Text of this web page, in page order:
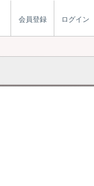
会員登録 ログイン